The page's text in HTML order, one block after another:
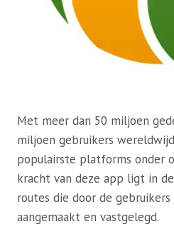
Met meer dan 50 miljoen
miljoen gebruikers
populairste platforms onder
kracht van deze app ligt in
routes die door de
aangemaakt en vastgelegd.